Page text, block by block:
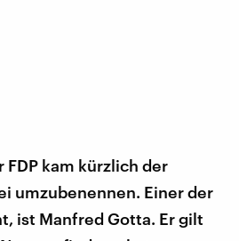
FDP kam kürzlich der
umzubenennen. Einer der
ist Manfred Gotta. Er gilt